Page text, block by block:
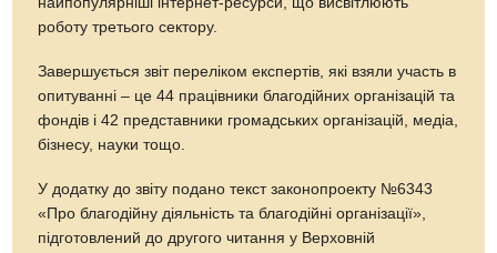
роботу третього сектору.
Завершується звіт переліком експертів, які взяли участь в
опитуванні – це 44 працівники благодійних організацій та
фондів і 42 представники громадських організацій, медіа,
бізнесу, науки тощо.
У додатку до звіту подано текст законопроекту №6343
«Про благодійну діяльність та благодійні організації»,
підготовлений до другого читання у Верховній